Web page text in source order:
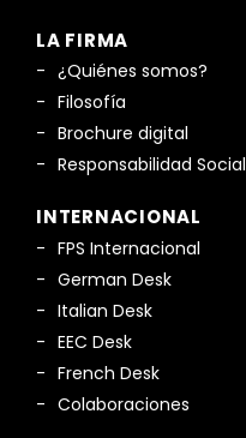
LA FIRMA
¿Quiénes somos?
Filosofía
Brochure digital
Responsabilidad Social
INTERNACIONAL
FPS Internacional
German Desk
Italian Desk
EEC Desk
French Desk
Colaboraciones